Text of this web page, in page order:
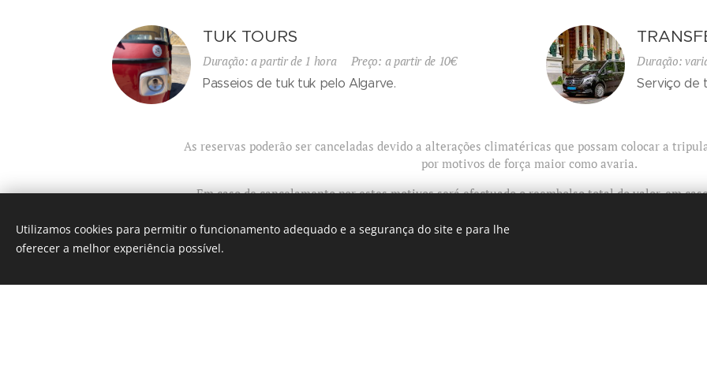
TUK TOURS
Duração: a partir de 1 hora Preço: a partir de 10€
Passeios de tuk tuk pelo Algarve.
Duração:
Serviço de
As reservas poderão ser canceladas devido a alterações climatéricas que possam colocar a
por motivos de força maior como avaria.
Em caso de cancelamento por estes motivos será efectuado o reembolso total do valor, em
Utilizamos cookies para permitir o funcionamento adequado e a segurança do site e para lhe
oferecer a melhor experiência possível.